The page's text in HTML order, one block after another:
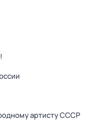
артисту СССР